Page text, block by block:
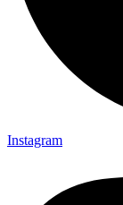
Instagram